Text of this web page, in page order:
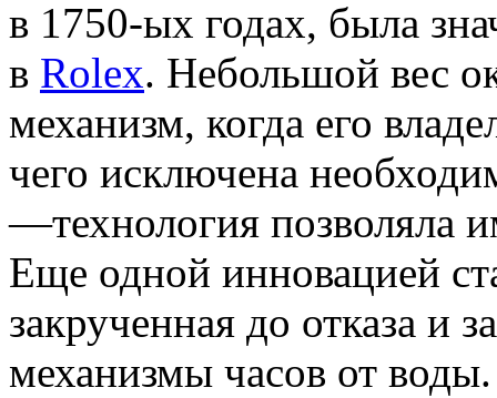
в 1750-ых годах, была
в Rolex. Небольшой вес
механизм, когда его
чего исключена
—технология позволяла
Еще одной инновацией
закрученная до отказа и
механизмы часов от